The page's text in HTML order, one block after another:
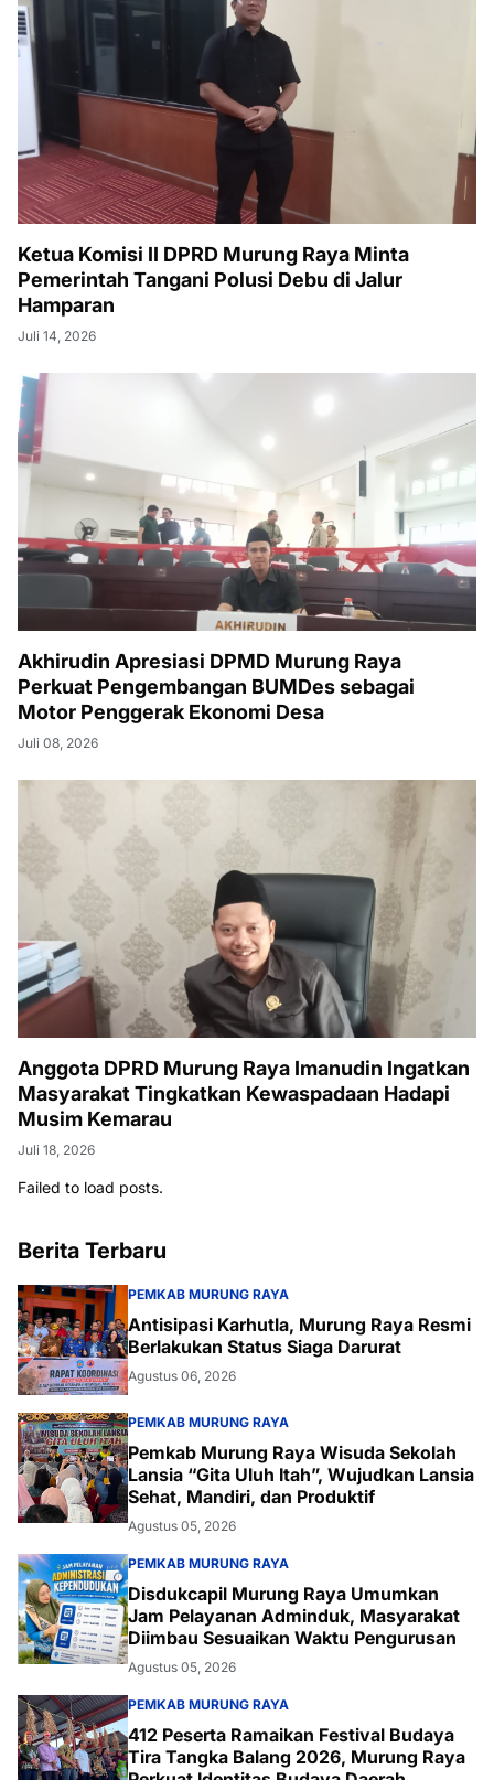
Ketua Komisi II DPRD Murung Raya Minta
Pemerintah Tangani Polusi Debu di Jalur
Hamparan
Juli 14, 2026
Akhirudin Apresiasi DPMD Murung Raya
Perkuat Pengembangan BUMDes sebagai
Motor Penggerak Ekonomi Desa
Juli 08, 2026
Anggota DPRD Murung Raya Imanudin Ingatkan
Masyarakat Tingkatkan Kewaspadaan Hadapi
Musim Kemarau
Juli 18, 2026
Failed to load posts.
Berita Terbaru
PEMKAB MURUNG RAYA
Antisipasi Karhutla, Murung Raya Resmi
Berlakukan Status Siaga Darurat
Agustus 06, 2026
PEMKAB MURUNG RAYA
Pemkab Murung Raya Wisuda Sekolah
Lansia “Gita Uluh Itah”, Wujudkan Lansia
Sehat, Mandiri, dan Produktif
Agustus 05, 2026
PEMKAB MURUNG RAYA
Disdukcapil Murung Raya Umumkan
Jam Pelayanan Adminduk, Masyarakat
Diimbau Sesuaikan Waktu Pengurusan
Agustus 05, 2026
PEMKAB MURUNG RAYA
412 Peserta Ramaikan Festival Budaya
Tira Tangka Balang 2026, Murung Raya